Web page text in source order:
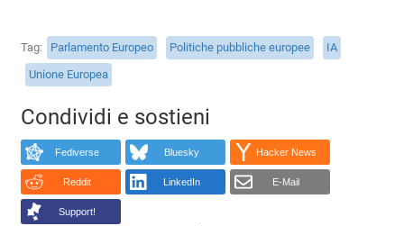
Tag Parlamento Europeo Politiche pubbliche europee
IA
Unione Europea
Condividi e sostieni
Fediverse Bluesky Hacker News
Reddit LinkedIn E-Mail
Support!